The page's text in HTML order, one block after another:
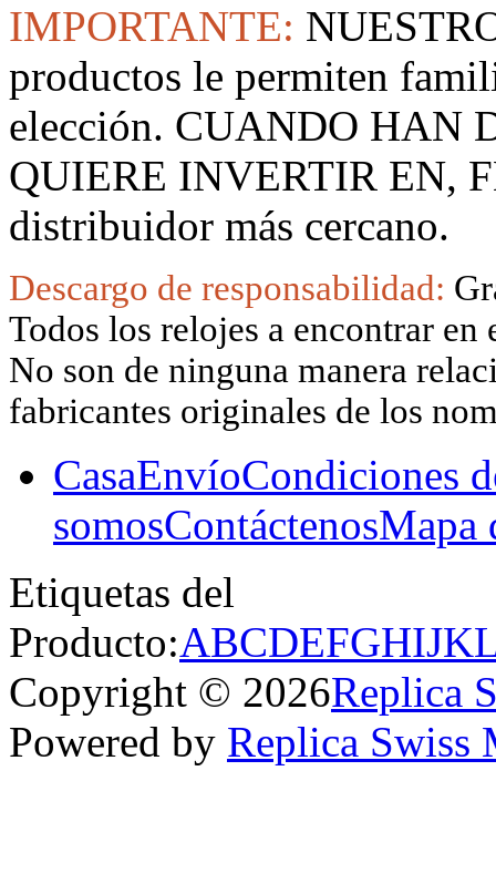
IMPORTANTE:
productos le permiten
elección. CUANDO HAN
QUIERE INVERTIR EN,
distribuidor más cercano.
Descargo de responsabilidad:
Todos los relojes a encontrar
No son de ninguna manera
fabricantes originales de los
CasaEnvíoCondiciones
somosContáctenosMapa
Etiquetas del
Producto:ABCDEFGHIJK
Copyright © 2026Replica
Powered by Replica Swiss